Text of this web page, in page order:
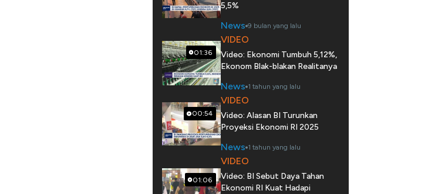
5,5%
News 9 bulan yang lalu
01:36
VIDEO
Video: Ekonomi Tumbuh 5,12%,
Ekonom Blak-blakan Realitanya
News 1 tahun yang lalu
00:54
VIDEO
Video: Alasan BI Turunkan
Proyeksi Ekonomi RI 2025
News 1 tahun yang lalu
01:06
VIDEO
Video: BI Sebut Daya Tahan
Ekonomi RI Kuat Hadapi